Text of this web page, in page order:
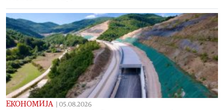
ЕКОНОМИЈА 05.08.2026